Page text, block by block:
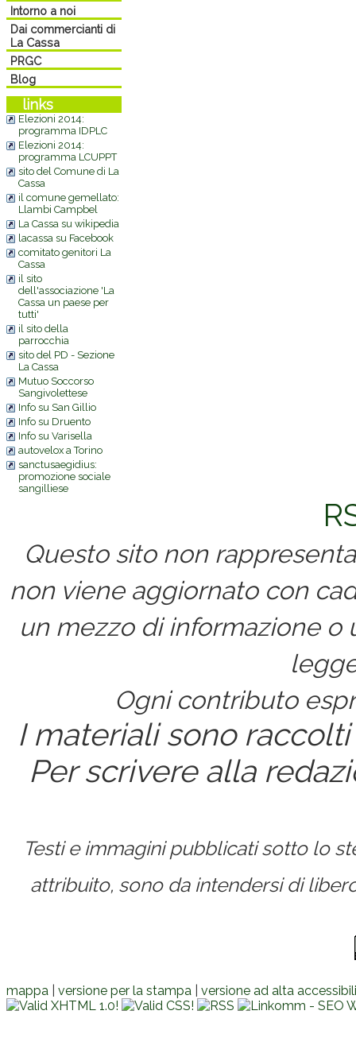
Intorno a noi
Dai commercianti di
La Cassa
PRGC
Blog
links
Elezioni 2014:
programma IDPLC
Elezioni 2014:
programma LCUPPT
sito del Comune di La
Cassa
il comune gemellato:
Llambi Campbel
La Cassa su wikipedia
lacassa su Facebook
comitato genitori La
Cassa
il sito
dell'associazione 'La
Cassa un paese per
tutti'
il sito della
parrocchia
sito del PD - Sezione
La Cassa
Mutuo Soccorso
Sangivolettese
Info su San Gillio
Info su Druento
Info su Varisella
autovelox a Torino
sanctusaegidius:
promozione sociale
sangilliese
Questo sito non
non viene aggiornato con
un mezzo di informazione
Ogni contributo
I materiali sono
Per scrivere alla
Testi e immagini pubblicati sotto lo
attribuito, sono da intendersi di
mappa versione per la stampa versione ad alta